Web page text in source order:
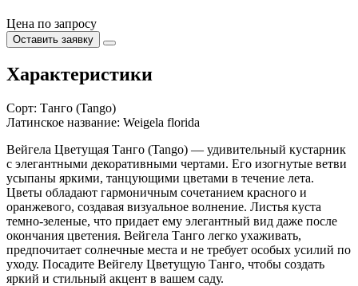
Цена по запросу
Оставить заявку
Характеристики
Сорт: Танго (Tango)
Латинское название: Weigela florida
Вейгела Цветущая Танго (Tango) — удивительный кустарник
с элегантными декоративными чертами. Его изогнутые ветви
усыпаны яркими, танцующими цветами в течение лета.
Цветы обладают гармоничным сочетанием красного и
оранжевого, создавая визуальное волнение. Листья куста
темно-зеленые, что придает ему элегантный вид даже после
окончания цветения. Вейгела Танго легко ухаживать,
предпочитает солнечные места и не требует особых усилий по
уходу. Посадите Вейгелу Цветущую Танго, чтобы создать
яркий и стильный акцент в вашем саду.